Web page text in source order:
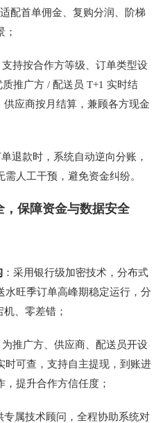
配首单佣金、复购分润、阶梯
支持按合作方等级、订单类型设
推广方 / 配送员 T+1 实时结
供应商按月结算，兼顾各方现金
单退款时，系统自动逆向分账，
人工干预，避免资金纠纷。
保障资金与数据安全
：采用银行级加密技术，分布式
水旺季订单高峰期稳定运行，分
、零差错；
为推广方、供应商、配送员开设
时可查，支持自主提现，到账进
提升合作方信任度；
专属技术顾问，全程协助系统对